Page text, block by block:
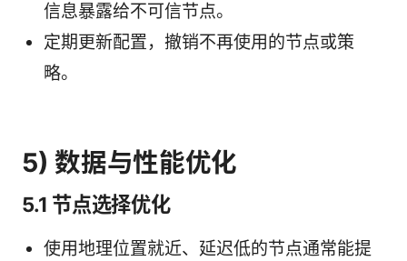
信息暴露给不可信节点。
定期更新配置，撤销不再使用的节点或策
略。
5) 数据与性能优化
5.1 节点选择优化
使用地理位置就近、延迟低的节点通常能提